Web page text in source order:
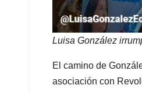
Luisa González
El camino de
asociación con